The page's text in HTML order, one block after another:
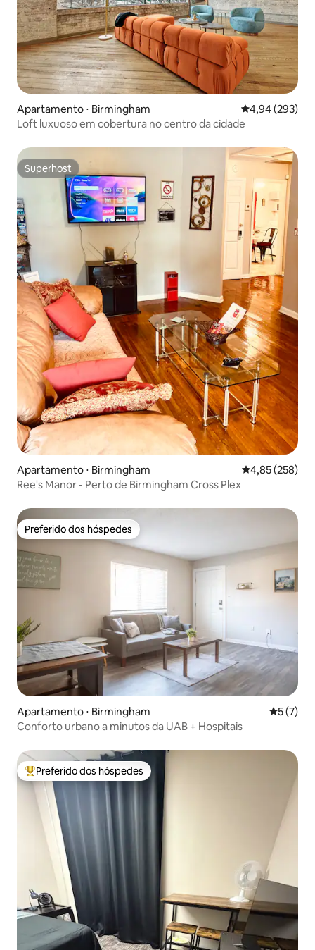
Apartamento ⋅ Birmingham 4,94 de uma
4,94 (293)
Loft luxuoso em cobertura no centro da cidade
Superhost
Superhost
Apartamento ⋅ Birmingham 4,85 de uma
4,85 (258)
Ree's Manor - Perto de Birmingham Cross Plex
Preferido dos hóspedes
Preferido dos hóspedes
Apartamento ⋅ Birmingham 5 de
5 (7)
Conforto urbano a minutos da UAB + Hospitais
Entre os melhores preferidos dos hóspedes
Preferido dos hóspedes